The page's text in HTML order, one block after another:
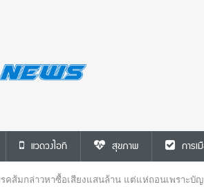
แวดวงไอที สุขภาพ การเ
คส้มกล่าวหาซื้อเสียงแสนล้าน แต่แห่ถอนเพราะบั